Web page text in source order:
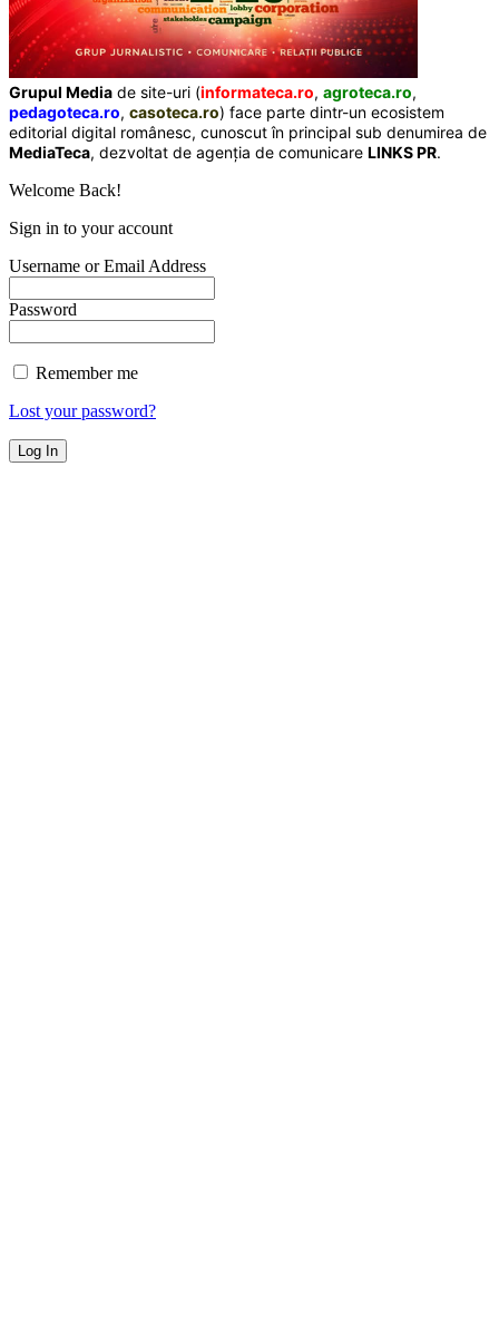
Grupul Media de site-uri (informateca.ro, agroteca.ro,
pedagoteca.ro, casoteca.ro) face parte dintr-un ecosistem
editorial digital românesc, cunoscut în principal sub denumirea de
MediaTeca, dezvoltat de agenția de comunicare LINKS PR.
Welcome Back!
Sign in to your account
Username or Email Address
Password
Remember me
Lost your password?